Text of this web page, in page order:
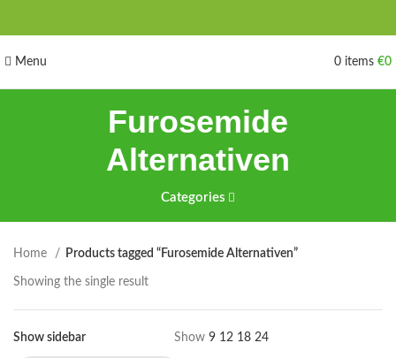
Menu 0 items €0
Furosemide
Alternativen
Categories
Home Products tagged “Furosemide Alternativen”
Showing the single result
Show sidebar Show 9 12 18 24